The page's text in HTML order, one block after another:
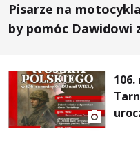
Pisarze na
by pomóc Dawidowi
106.